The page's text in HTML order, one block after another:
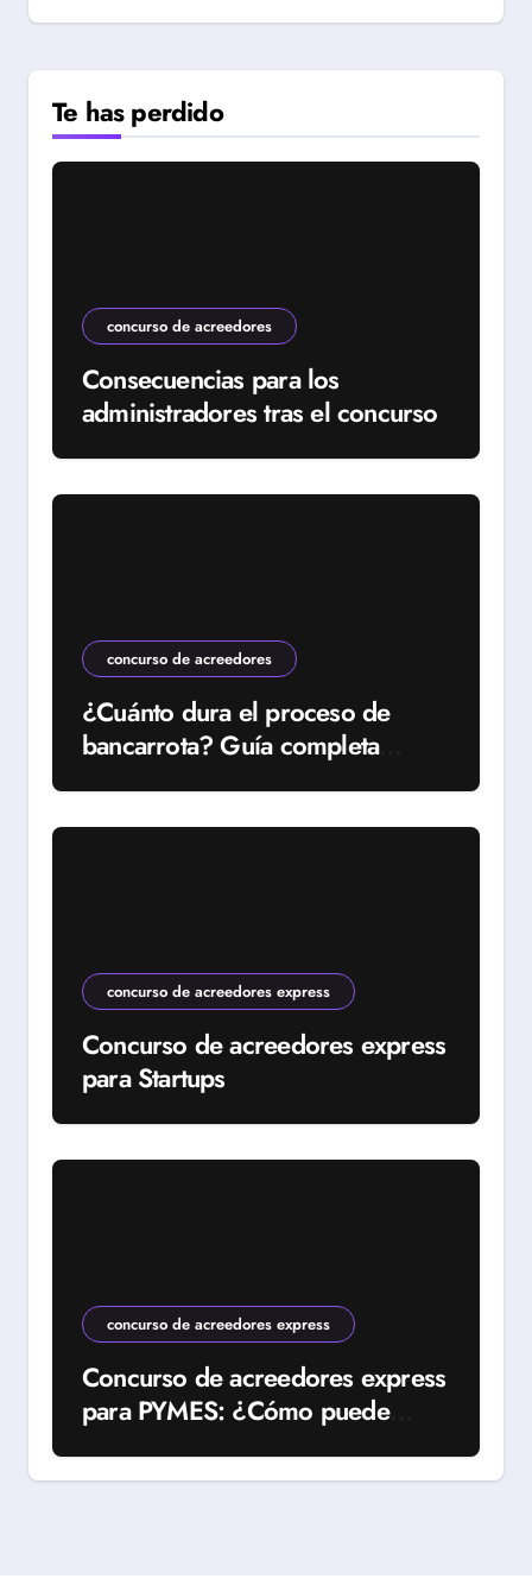
Te has perdido
concurso de acreedores
Consecuencias para los
administradores tras el concurso
concurso de acreedores
¿Cuánto dura el proceso de
bancarrota? Guía completa
concurso de acreedores express
Concurso de acreedores express
para Startups
concurso de acreedores express
Concurso de acreedores express
para PYMES: ¿Cómo puede